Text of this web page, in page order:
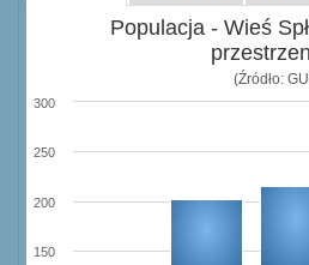
Populacja - Wieś
(Źródło:
150
200
250
300